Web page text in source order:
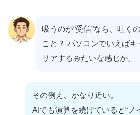
吸うのが“受信”なら、吐く
こと？ パソコンでいえばキ
リアするみたいな感じか。
その例え、かなり近い。
AIでも演算を続けていると“ノ